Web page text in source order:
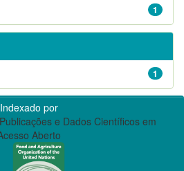
1
1
Indexado por